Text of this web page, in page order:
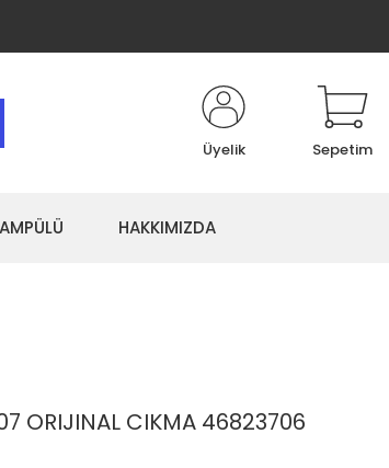
Üyelik Sepetim
HAKKIMIZDA
ORIJINAL CIKMA 46823706